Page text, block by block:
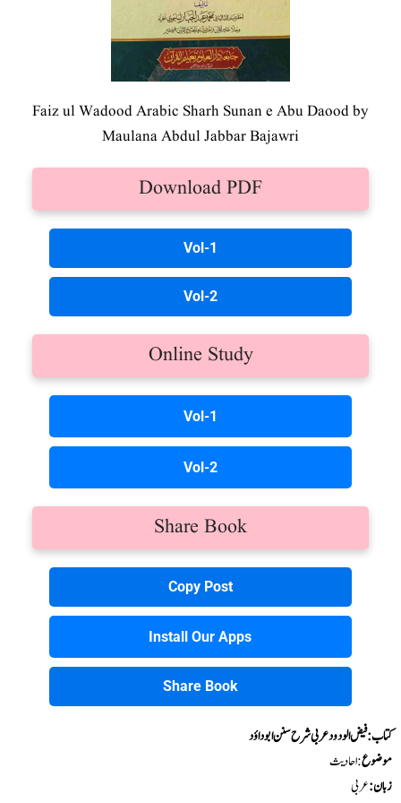
Faiz ul Wadood Arabic Sharh Sunan e Abu Daood by
Maulana Abdul Jabbar Bajawri
Download PDF
Vol-1
Vol-2
Online Study
Vol-1
Vol-2
Share Book
Copy Post
Install Our Apps
Share Book
کتاب : فیض الودود عربی شرح سنن ابو داؤد
موضوع:احادیث
زبان:عربی